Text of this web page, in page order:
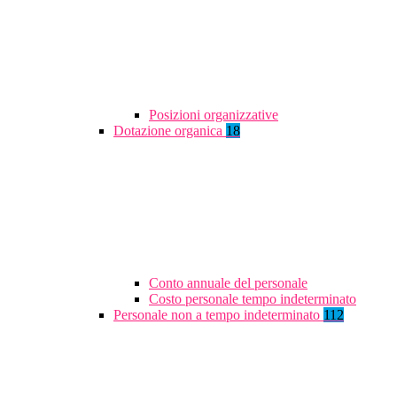
Posizioni organizzative
Dotazione organica 18
Conto annuale del personale
Costo personale tempo indeterminato
Personale non a tempo indeterminato 112